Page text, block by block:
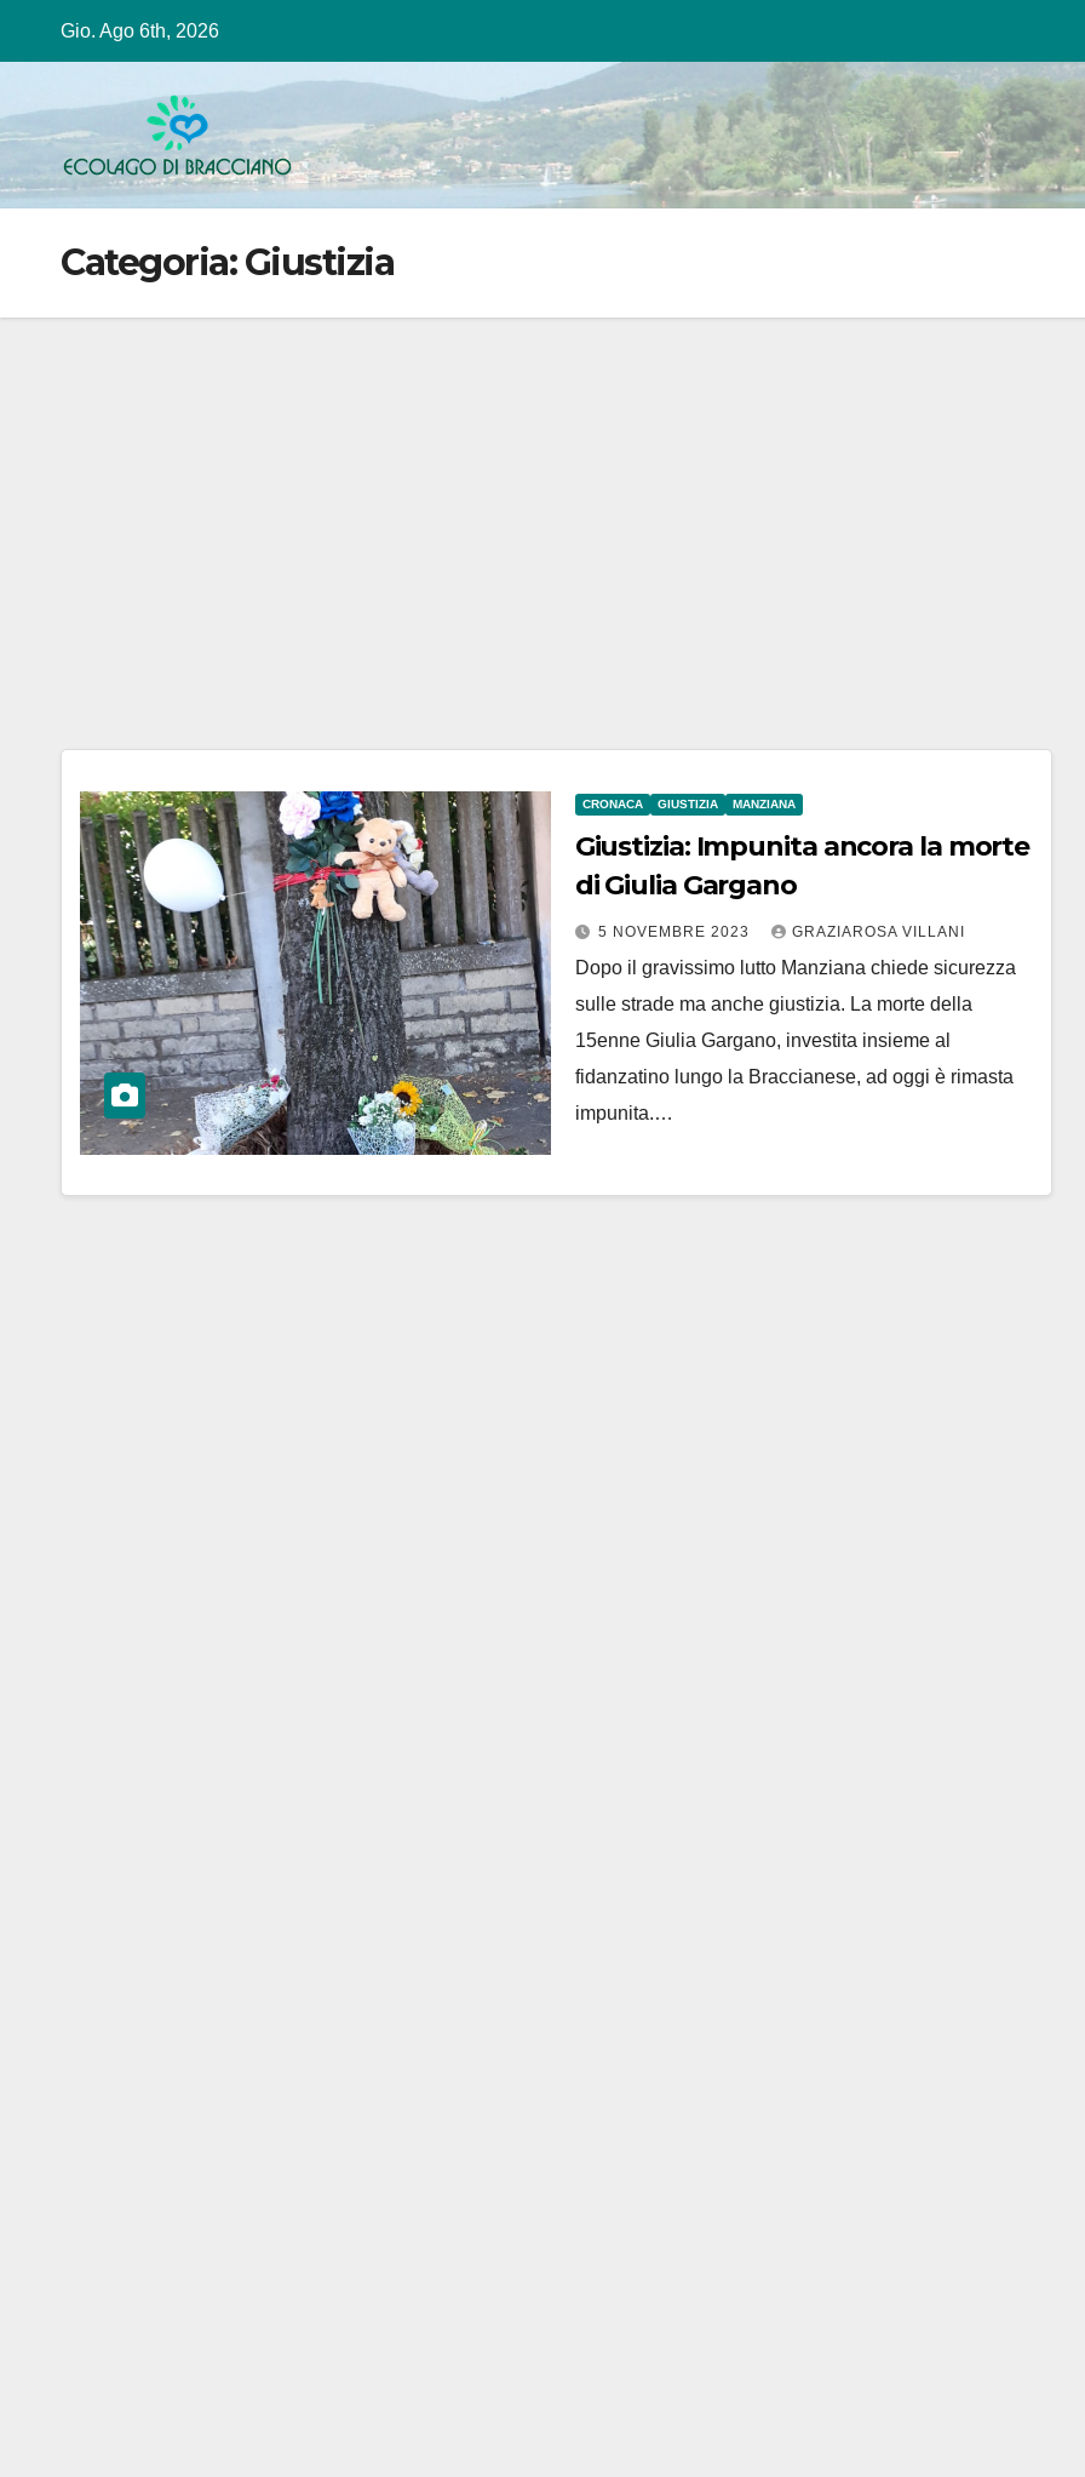
Gio. Ago 6th, 2026
Categoria:Giustizia
CRONACA GIUSTIZIA MANZIANA
Giustizia: Impunita ancora la morte
di Giulia Gargano
5 NOVEMBRE 2023 GRAZIAROSA VILLANI
Dopo il gravissimo lutto Manziana chiede sicurezza
sulle strade ma anche giustizia. La morte della
15enne Giulia Gargano, investita insieme al
fidanzatino lungo la Braccianese, ad oggi è rimasta
impunita.…